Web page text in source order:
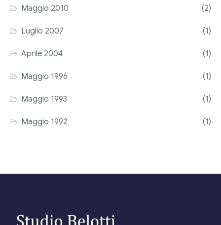
Maggio 2010 (2)
Luglio 2007 (1)
Aprile 2004 (1)
Maggio 1996 (1)
Maggio 1993 (1)
Maggio 1992 (1)